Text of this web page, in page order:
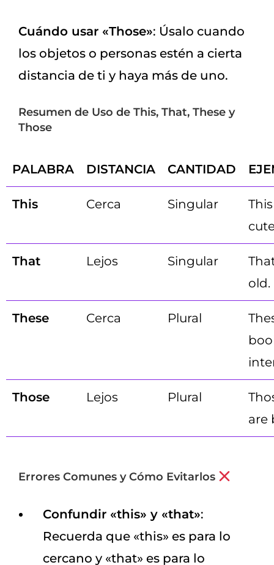
Cuándo usar «Those»: Úsalo cuando
los objetos o personas estén a cierta
distancia de ti y haya más de uno.
Resumen de Uso de This, That, These y
Those
PALABRA DISTANCIA CANTIDAD
This Cerca Singular
That Lejos Singular
old.
These Cerca Plural
Those Lejos Plural
are
Errores Comunes y Cómo Evitarlos
Confundir «this» y «that»:
Recuerda que «this» es para lo
cercano y «that» es para lo